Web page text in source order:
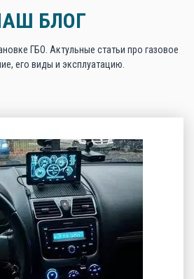
БЛОГ
ГБО. Актульные статьи про газовое
его виды и эксплуатацию.